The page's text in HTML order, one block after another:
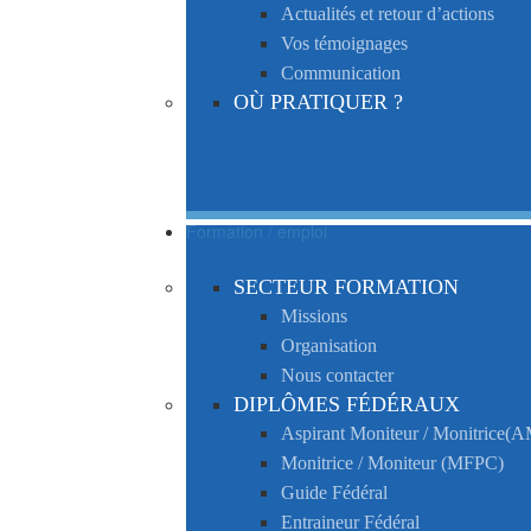
Actualités et retour d’actions
Vos témoignages
Communication
OÙ PRATIQUER ?
Formation / emploi
SECTEUR FORMATION
Missions
Organisation
Nous contacter
DIPLÔMES FÉDÉRAUX
Aspirant Moniteur /
Monitrice / Moniteur (MFPC)
Guide Fédéral
Entraineur Fédéral